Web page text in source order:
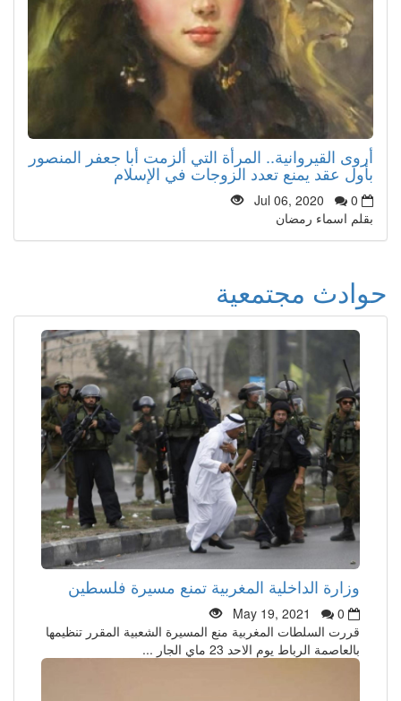
أروى القيروانية.. المرأة التي ألزمت أبا جعفر المنصور
بأول عقد يمنع تعدد الزوجات في الإسلام
Jul 06, 2020
0
بقلم اسماء رمضان
حوادث مجتمعية
وزارة الداخلية المغربية تمنع مسيرة فلسطين
May 19, 2021
0
قررت السلطات المغربية منع المسيرة الشعبية المقرر تنظيمها
بالعاصمة الرباط يوم الاحد 23 ماي الجار ...